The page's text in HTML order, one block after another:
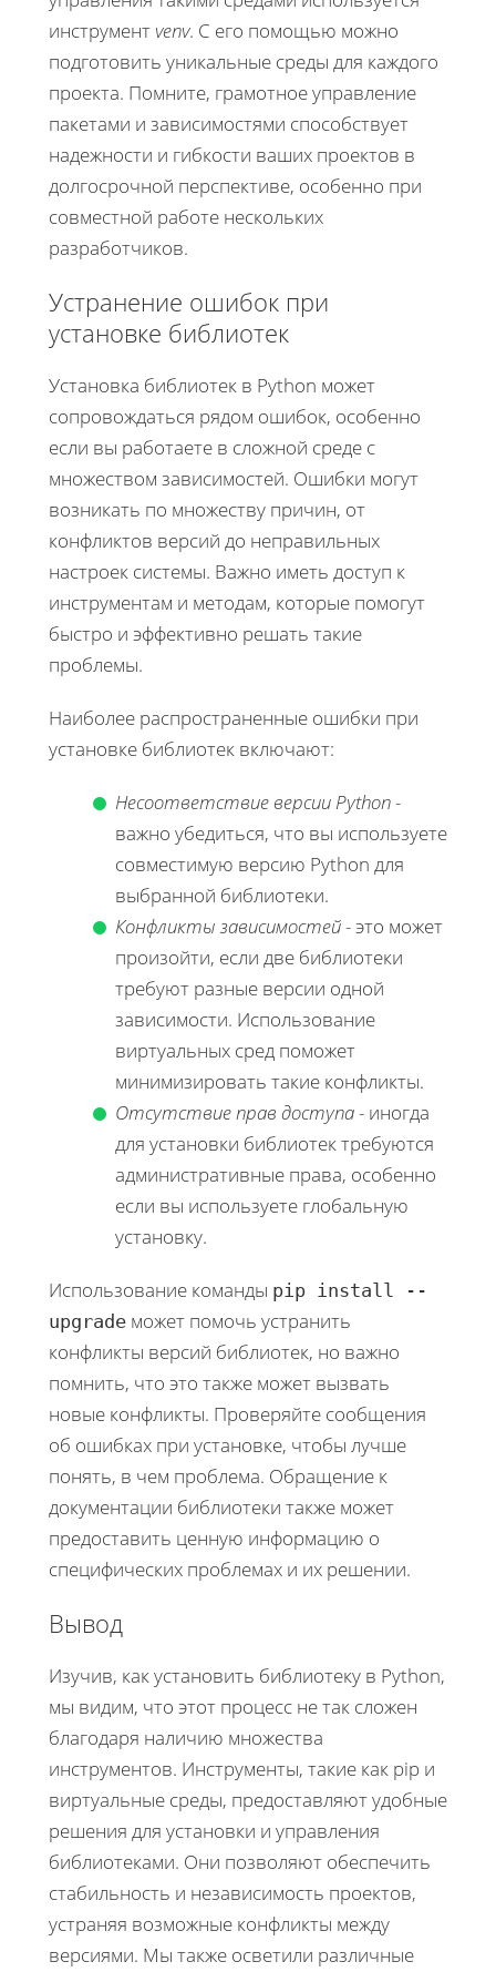
инструмент venv. С его помощью можно
подготовить уникальные среды для каждого
проекта. Помните, грамотное управление
пакетами и зависимостями способствует
надежности и гибкости ваших проектов в
долгосрочной перспективе, особенно при
совместной работе нескольких
разработчиков.
Устранение ошибок при
установке библиотек
Установка библиотек в Python может
сопровождаться рядом ошибок, особенно
если вы работаете в сложной среде с
множеством зависимостей. Ошибки могут
возникать по множеству причин, от
конфликтов версий до неправильных
настроек системы. Важно иметь доступ к
инструментам и методам, которые помогут
быстро и эффективно решать такие
проблемы.
Наиболее распространенные ошибки при
установке библиотек включают:
Несоответствие версии Python-
важно убедиться, что вы используете
совместимую версию Python для
выбранной библиотеки.
Конфликты зависимостей- это может
произойти, если две библиотеки
требуют разные версии одной
зависимости. Использование
виртуальных сред поможет
минимизировать такие конфликты.
Отсутствие прав доступа- иногда
для установки библиотек требуются
административные права, особенно
если вы используете глобальную
установку.
Использование команды pip install --
upgrade может помочь устранить
конфликты версий библиотек, но важно
помнить, что это также может вызвать
новые конфликты. Проверяйте сообщения
об ошибках при установке, чтобы лучше
понять, в чем проблема. Обращение к
документации библиотеки также может
предоставить ценную информацию о
специфических проблемах и их решении.
Вывод
Изучив, как установить библиотеку в Python,
мы видим, что этот процесс не так сложен
благодаря наличию множества
инструментов. Инструменты, такие как pip и
виртуальные среды, предоставляют удобные
решения для установки и управления
библиотеками. Они позволяют обеспечить
стабильность и независимость проектов,
устраняя возможные конфликты между
версиями. Мы также осветили различные